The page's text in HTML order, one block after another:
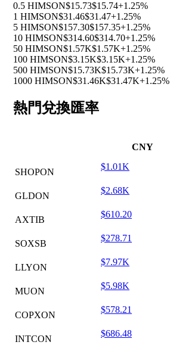
0.5 HIMSON$15.73$15.74+1.25%
1 HIMSON$31.46$31.47+1.25%
5 HIMSON$157.30$157.35+1.25%
10 HIMSON$314.60$314.70+1.25%
50 HIMSON$1.57K$1.57K+1.25%
100 HIMSON$3.15K$3.15K+1.25%
500 HIMSON$15.73K$15.73K+1.25%
1000 HIMSON$31.46K$31.47K+1.25%
熱門兌換匯率
CNY
SHOPON
$1.01K
GLDON
$2.68K
AXTIB
$610.20
SOXSB
$278.71
LLYON
$7.97K
MUON
$5.98K
COPXON
$578.21
INTCON
$686.48